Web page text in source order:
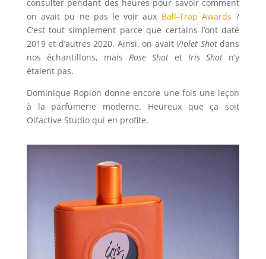
consulter pendant des heures pour savoir comment
on avait pu ne pas le voir aux Ball-Trap Awards ?
C’est tout simplement parce que certains l’ont daté
2019 et d’autres 2020. Ainsi, on avait Violet Shotdans
nos échantillons, mais Rose Shot etIris Shot n’y
étaient pas.
Dominique Ropion donne encore une fois une leçon
à la parfumerie moderne. Heureux que ça soit
Olfactive Studio qui en profite.